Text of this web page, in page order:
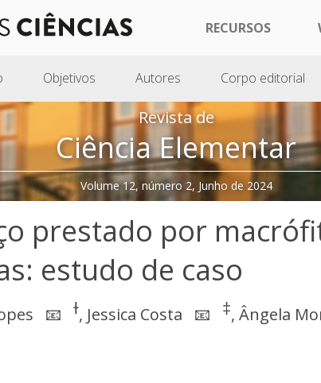
RECURSOS
Objetivos Autores Corpo editorial
Revista de
Ciência Elementar
Volume 12, número 2, Junho de 2024
prestado por
estudo de caso
📧 ɫ, Jessica Costa 📧 ‡, Ângela